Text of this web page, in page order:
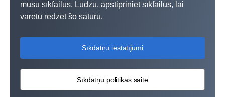
mūsu sīkfailus. Lūdzu, apstipriniet sīkfailus, lai
varētu redzēt šo saturu.
Sīkdatņu iestatījumi
Sīkdatņu politikas saite